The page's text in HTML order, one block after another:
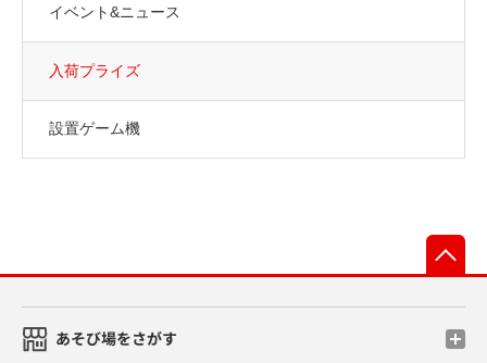
イベント&ニュース
入荷プライズ
設置ゲーム機
あそび場をさがす